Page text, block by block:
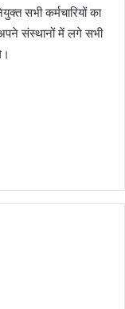
सभी कर्मचारियों का
संस्थानों में लगे सभी